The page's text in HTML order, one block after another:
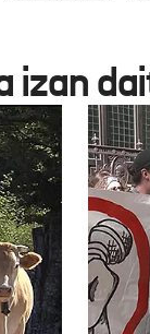
izan